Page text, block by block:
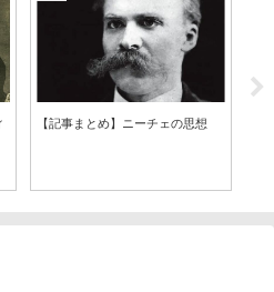
【記事まとめ】ニーチェの思想